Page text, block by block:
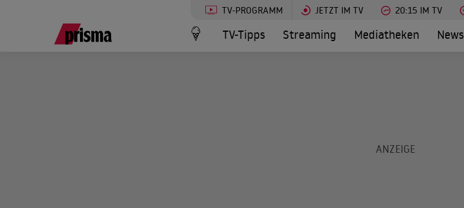
TV-PROGRAMM JETZT IM TV 20:15 IM TV
TV-Tipps Streaming Mediatheken News